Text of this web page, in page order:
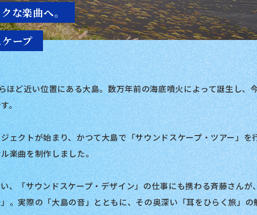
な楽曲へ。
ープ
ほど近い位置にある大島。数万年前の海底噴火によって誕生し、
。
ェクトが始まり、かつて大島で「サウンドスケープ・ツアー」を
楽曲を制作しました。
、「サウンドスケープ・デザイン」の仕事にも携わる斉藤さんが
。実際の「大島の音」とともに、その奥深い「耳をひらく旅」